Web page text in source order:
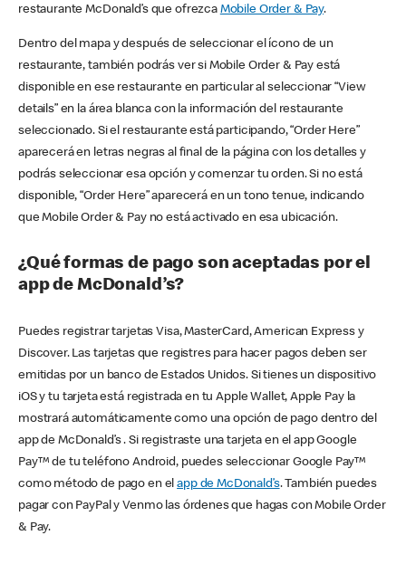
restaurante McDonald’s que ofrezca Mobile Order & Pay.
Dentro del mapa y después de seleccionar el ícono de un
restaurante, también podrás ver si Mobile Order & Pay está
disponible en ese restaurante en particular al seleccionar “View
details” en la área blanca con la información del restaurante
seleccionado. Si el restaurante está participando, “Order Here”
aparecerá en letras negras al final de la página con los detalles y
podrás seleccionar esa opción y comenzar tu orden. Si no está
disponible, “Order Here” aparecerá en un tono tenue, indicando
que Mobile Order & Pay no está activado en esa ubicación.
¿Qué formas de pago son aceptadas por el
app de McDonald’s?
Puedes registrar tarjetas Visa, MasterCard, American Express y
Discover. Las tarjetas que registres para hacer pagos deben ser
emitidas por un banco de Estados Unidos. Si tienes un dispositivo
iOS y tu tarjeta está registrada en tu Apple Wallet, Apple Pay la
mostrará automáticamente como una opción de pago dentro del
app de McDonald’s . Si registraste una tarjeta en el app Google
Pay™ de tu teléfono Android, puedes seleccionar Google Pay™
como método de pago en elapp de McDonald’s. También puedes
pagar con PayPal y Venmo las órdenes que hagas con Mobile Order
& Pay.